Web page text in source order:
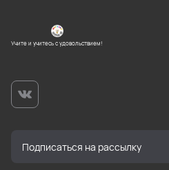
Учите и учитесь с удовольствием!